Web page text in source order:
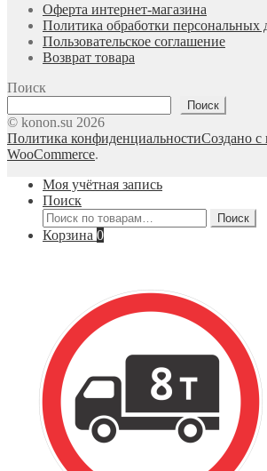
Оферта интернет-магазина
Политика обработки персональных
Пользовательское соглашение
Возврат товара
Поиск
Поиск
© konon.su 2026
Политика конфиденциальностиСоздано
WooCommerce.
Моя учётная запись
Поиск
Искать:
Поиск
Корзина 0